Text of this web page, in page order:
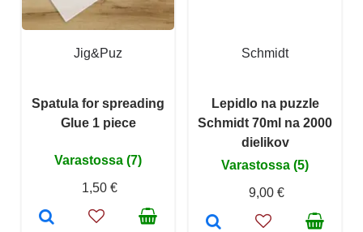
Jig&Puz
Spatula for spreading
Glue 1 piece
Varastossa (7)
1,50 €
Schmidt
Lepidlo na puzzle
Schmidt 70ml na 2000
dielikov
Varastossa (5)
9,00 €